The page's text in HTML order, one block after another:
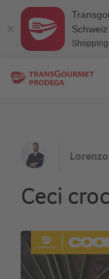
Schweiz
Shopping
Ceci